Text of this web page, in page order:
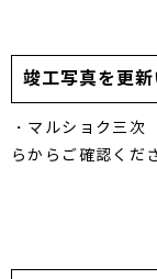
竣工写真を更新
・マルショク三
らからご確認くだ